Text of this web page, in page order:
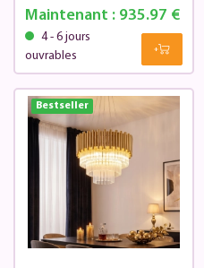
Maintenant :935.97 €
4 - 6 jours
ouvrables
Bestseller